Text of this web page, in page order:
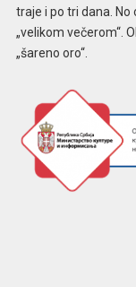
traje i po tri dana.
„velikom večerom“.
„šareno oro“.